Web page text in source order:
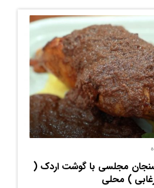
مجلسی با گوشت اردک (
) محلی